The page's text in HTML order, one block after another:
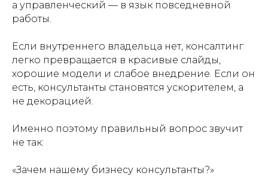
а управленческий — в язык повседневной
работы.
Если внутреннего владельца нет, консалтинг
легко превращается в красивые слайды,
хорошие модели и слабое внедрение. Если он
есть, консультанты становятся ускорителем, а
не декорацией.
Именно поэтому правильный вопрос звучит
не так:
«Зачем нашему бизнесу консультанты?»